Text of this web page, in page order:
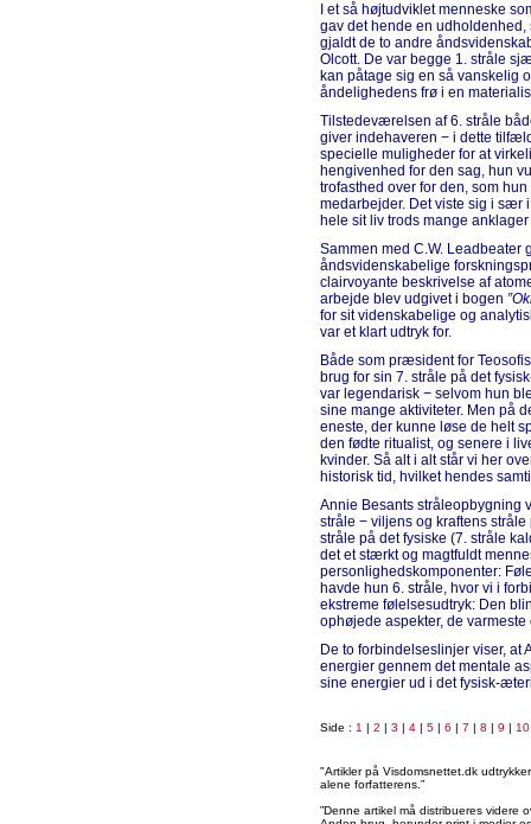
I et så højtudviklet menneske
gav det hende en
gjaldt de to andre
Olcott. De var begge 1. stråle
kan påtage sig en så vanskelig
åndelighedens frø i en
Tilstedeværelsen af 6. stråle
giver indehaveren − i dette
specielle muligheder for at
hengivenhed for den sag, hun
trofasthed over for den, som
medarbejder. Det viste sig i sær
hele sit liv trods mange
Sammen med C.W. Leadbeater
åndsvidenskabelige
clairvoyante beskrivelse af
arbejde blev udgivet i bogen
for sit videnskabelige og
var et klart udtryk for.
Både som præsident for
brug for sin 7. stråle på det
var legendarisk − selvom hun
sine mange aktiviteter. Men på
eneste, der kunne løse de helt
den fødte ritualist, og senere i
kvinder. Så alt i alt står vi her
historisk tid, hvilket hendes
Annie Besants stråleopbygning
stråle − viljens og kraftens
stråle på det fysiske (7. stråle
det et stærkt og magtfuldt
personlighedskomponenter:
havde hun 6. stråle, hvor vi i
ekstreme følelsesudtryk: Den
ophøjede aspekter, de
De to forbindelseslinjer viser,
energier gennem det mentale
sine energier ud i det fysisk-
Side : 1 | 2 | 3 | 4 | 5 | 6 | 7 | 8 | 9 | 10
"Artikler på Visdomsnettet.dk
alene forfatterens.”
”Denne artikel må distribueres videre